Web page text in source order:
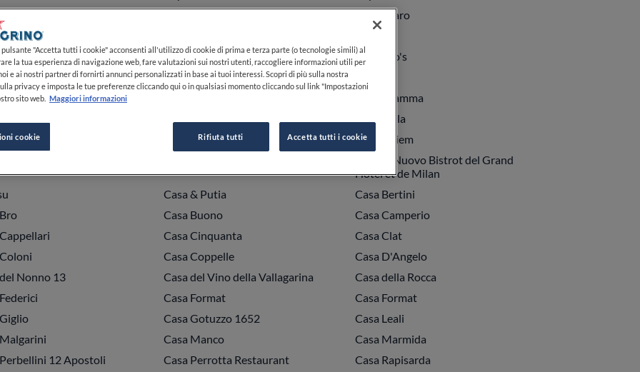
Locanda & Malvasia
Capolinaro
Restaurant & Lounge
Capriccio
Capuano's
Carem
del Grand Hotel Sitea
Carlo Fiamma
Carmnella
Poltu Quatu Carpe Diem
Carpe Diem
Caruso Nuovo Bistrot del Grand
Hotel et de Milan
Casa & Putia
Casa Bertini
Casa Buono
Casa Camperio
Casa Cinquanta
Casa Clat
Casa Coppelle
Casa D'Angelo
Nonno 13 Casa del Vino della Vallagarina
Casa della Rocca
Casa Format
Casa Format
Casa Gotuzzo 1652
Casa Leali
Casa Manco
Casa Marmida
12 Apostoli Casa Perrotta Restaurant
Casa Rapisarda
"Accetta tutti i cookie" acconsenti all'utilizzo di cookie di prima e terza parte (o tecnologie simili) al
la tua esperienza di navigazione web, fare valutazioni sui nostri utenti, raccogliere informazioni utili per
e ai nostri partner di fornirti annunci personalizzati in base ai tuoi interessi. Scopri di più sulla nostra
privacy e imposta le tue preferenze cliccando qui o in qualsiasi momento cliccando sul link "Impostazioni
sito web. Maggiori informazioni
cookie Rifiuta tutti Accetta tutti i cookie